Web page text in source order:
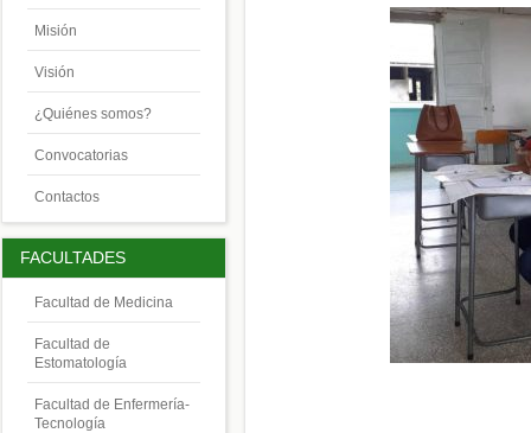
Misión
Visión
¿Quiénes somos?
Convocatorias
Contactos
FACULTADES
Facultad de Medicina
Facultad de
Estomatología
Facultad de Enfermería-
Tecnología